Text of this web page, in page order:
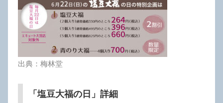
出典：梅林堂
「塩豆大福の日」詳細